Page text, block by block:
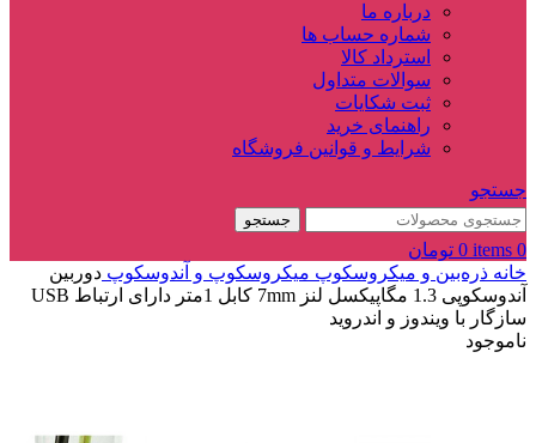
درباره ما
شماره حساب ها
استرداد کالا
سوالات متداول
ثبت شکایات
راهنمای خرید
شرایط و قوانین فروشگاه
جستجو
جستجو
0
items
0 تومان
خانه ذره‌بین و میکروسکوپ میکروسکوپ و آندوسکوپ دوربین
آندوسکوپی 1.3 مگاپیکسل لنز 7mm کابل 1متر دارای ارتباط USB
سازگار با ویندوز و اندروید
ناموجود